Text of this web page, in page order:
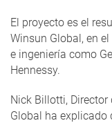
El proyecto es el
Winsun Global, en
e ingeniería como
Hennessy.
Nick Billotti, Director
Global ha explicado